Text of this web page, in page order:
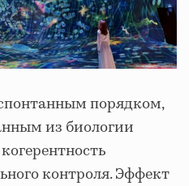
порядком,
из биологии
контроля. Эффект